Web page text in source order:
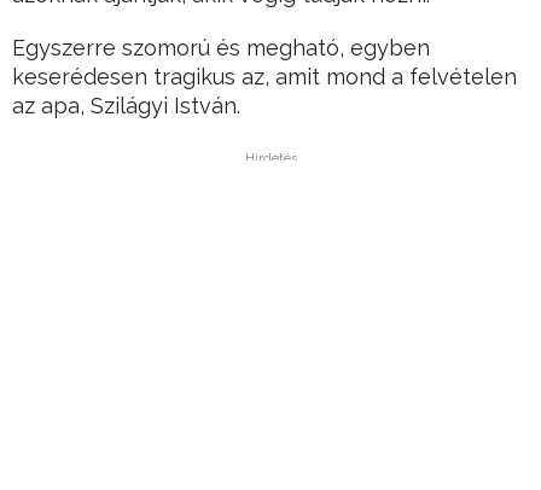
Egyszerre szomorú és megható, egyben
keserédesen tragikus az, amit mond a felvételen
az apa, Szilágyi István.
Hirdetés